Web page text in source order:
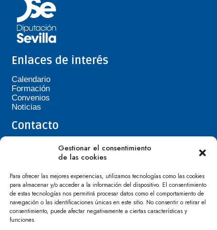
Gestionar el consentimiento
de las cookies
Para ofrecer las mejores experiencias, utilizamos tecnologías como las cookies
para almacenar y/o acceder a la información del dispositivo. El consentimiento
de estas tecnologías nos permitirá procesar datos como el comportamiento de
navegación o las identificaciones únicas en este sitio. No consentir o retirar el
consentimiento, puede afectar negativamente a ciertas características y
funciones.
Enlaces de interés
Calendario
Formación
Convenios
Noticias
Contacto
Teléfono de Asepavi: 623 394 601
asepavi20@gmail.com
Villafranca